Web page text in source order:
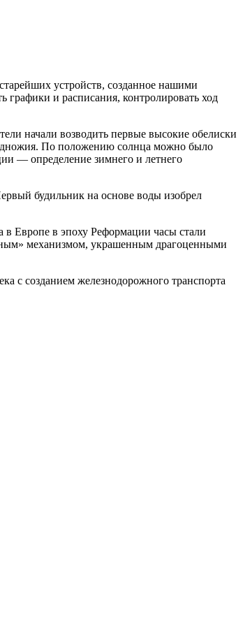
устройств, созданное нашими
графики и расписания, контролировать ход
начали возводить первые высокие обелиски
По положению солнца можно было
— определение зимнего и летнего
будильник на основе воды изобрел
в Европе в эпоху Реформации часы стали
механизмом, украшенным драгоценными
с созданием железнодорожного транспорта